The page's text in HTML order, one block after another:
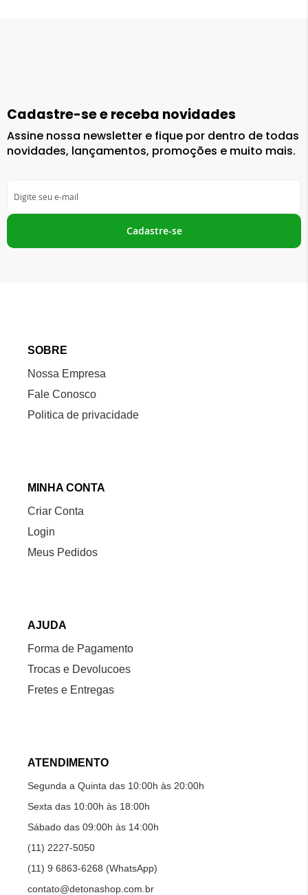
Cadastre-se e receba novidades
Assine nossa newsletter e fique por dentro de todas
novidades, lançamentos, promoções e muito mais.
se
na
Newsletter:
Cadastre-se
SOBRE
Nossa Empresa
Fale Conosco
Politica de privacidade
MINHA CONTA
Criar Conta
Login
Meus Pedidos
AJUDA
Forma de Pagamento
Trocas e Devolucoes
Fretes e Entregas
ATENDIMENTO
Segunda a Quinta das 10:00h às 20:00h
Sexta das 10:00h às 18:00h
Sábado das 09:00h às 14:00h
(11) 2227-5050
(11) 9 6863-6268 (WhatsApp)
contato@detonashop.com.br